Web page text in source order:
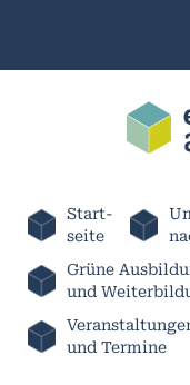
Start-
seite
Grüne
und
und Termine